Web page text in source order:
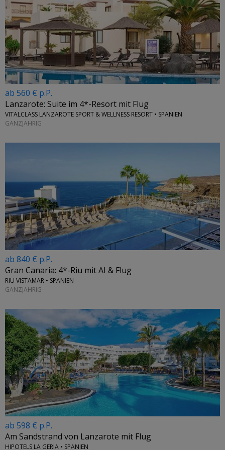
ab 560 € p.P.
Lanzarote: Suite im 4*-Resort mit Flug
VITALCLASS LANZAROTE SPORT & WELLNESS RESORT • SPANIEN
GANZJÄHRIG
ab 840 € p.P.
Gran Canaria: 4*-Riu mit AI & Flug
RIU VISTAMAR • SPANIEN
GANZJÄHRIG
ab 598 € p.P.
Am Sandstrand von Lanzarote mit Flug
HIPOTELS LA GERIA • SPANIEN